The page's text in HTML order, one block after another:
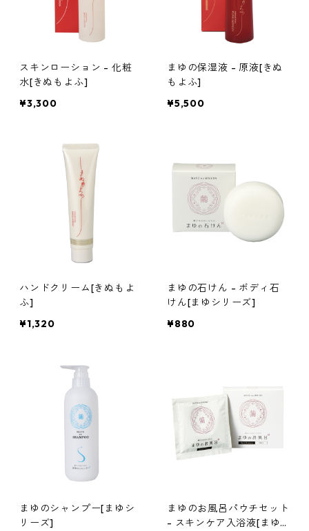
スキンローション - 化粧
水[きぬもよふ]
¥3,300
まゆの保湿液 - 原液[きぬ
もよふ]
¥5,500
ハンドクリーム[きぬもよ
ふ]
¥1,320
まゆの石けん - ボディ石
けん[まゆシリーズ]
¥880
まゆのシャンプー[まゆシ
リーズ]
まゆのお風呂パウチセット
- スキンケア入浴液[まゆ